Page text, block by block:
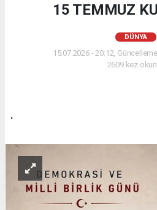
15 TEMMUZ
DÜNYA
15.07.2026 - 20:12,
2609 kez
.